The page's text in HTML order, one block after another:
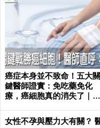
癌症本身並不致命！五大關
鍵醫師證實：免吃藥免化
療，癌細胞真的消失了｜每
女性不孕與壓力大有關？